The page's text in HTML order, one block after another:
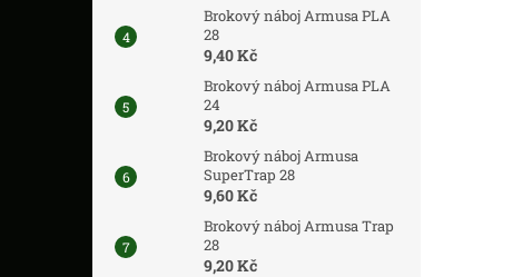
Brokový náboj Armusa PLA
28
9,40 Kč
Brokový náboj Armusa PLA
24
9,20 Kč
Brokový náboj Armusa
SuperTrap 28
9,60 Kč
Brokový náboj Armusa Trap
28
9,20 Kč